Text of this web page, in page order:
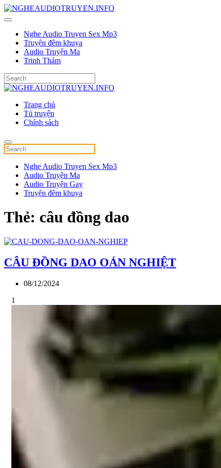
Nghe Audio Truyen Sex Mp3
Truyện đêm khuya
Audio Truyện Ma
Trinh Thám
Trang chủ
Tủ truyện
Chính sách
Nghe Audio Truyen Sex Mp3
Audio Truyện Ma
Audio Truyện Gay
Truyện đêm khuya
Thẻ: câu đồng dao
CÂU ĐỒNG DAO OÁN NGHIỆT
08/12/2024
1